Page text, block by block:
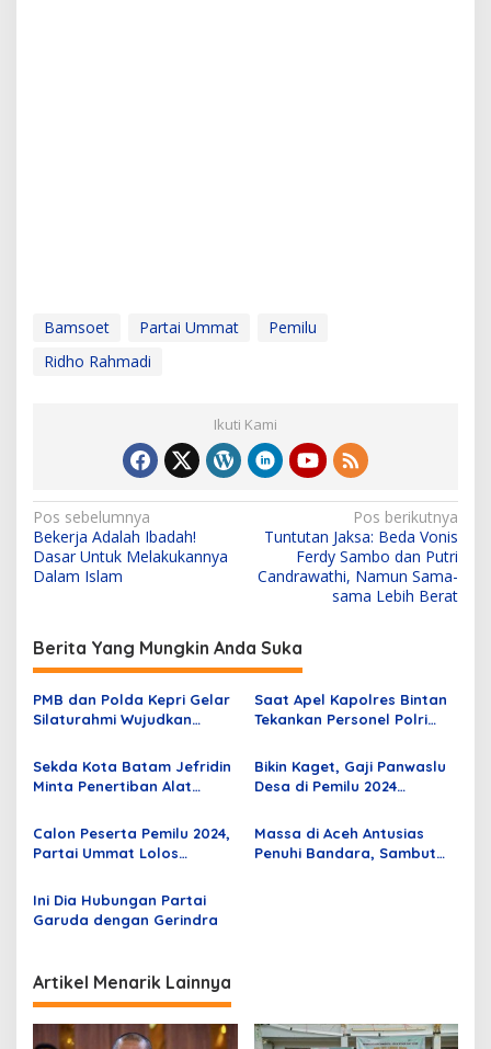
Bamsoet Partai Ummat
Pemilu
Ridho Rahmadi
Ikuti Kami
N
a
v
g
a
s
p
o
s
Pos sebelumnya
Bekerja Adalah Ibadah!
Dasar Untuk Melakukannya
Dalam Islam
Pos berikutnya
Tuntutan Jaksa: Beda Vonis
Ferdy Sambo dan Putri
Candrawathi, Namun Sama-
sama Lebih Berat
Berita Yang Mungkin Anda Suka
PMB dan Polda Kepri Gelar
Silaturahmi Wujudkan
Tokoh Lintas Agama
Saat Apel Kapolres Bintan
Tekankan Personel Polri
Pelaksanaan Pemilu
Sekda Kota Batam Jefridin
Minta Penertiban Alat
Berjalan Kondusif
Bikin Kaget, Gaji Panwaslu
Desa di Pemilu 2024
Loh
Calon Peserta Pemilu 2024,
Partai Ummat Lolos
Massa di Aceh Antusias
Penuhi Bandara, Sambut
Ini Dia Hubungan Partai
Garuda dengan Gerindra
Artikel Menarik Lainnya